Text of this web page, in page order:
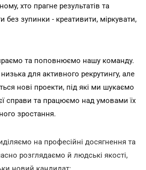
хто прагне результатів та
без зупинки - креативити, міркувати,
та поповнюємо нашу команду.
для активного рекрутингу, але
нові проекти, під які ми шукаємо
справи та працюємо над умовами їх
зростання.
на професійні досягнення та
розглядаємо й людські якості,